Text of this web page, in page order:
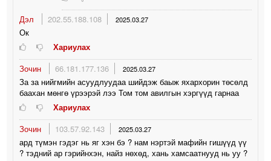
Дэл 202.55.188.108 2025.03.27
Ок
Хариулах
Зочин
66.181.177.136 2025.03.27
За за нийгмийн асуудлуудаа шийдэж баыж яхархорин төсөлд
баахан мөнгө үрээрэй лээ Том том авилгын хэргүүд гарнаа
Хариулах
Зочин
103.57.92.143 2025.03.27
ард түмэн гэдэг нь яг хэн бэ ? нам нэртэй мафийн гишүүд үү
? тэдний ар гэрийнхэн, найз нөхөд, хань хамсаатнууд нь уу ?